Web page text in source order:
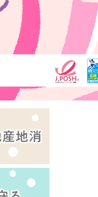
が含まれていない商品を検